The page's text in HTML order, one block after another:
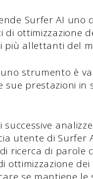
Surfer AI uno
di ottimizzazione
più allettanti del
strumento è
sue prestazioni in
successive
utente di Surfer
ricerca di parole
ottimizzazione